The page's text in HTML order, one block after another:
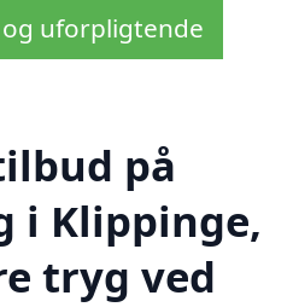
uforpligtende
på
i Klippinge,
tryg ved